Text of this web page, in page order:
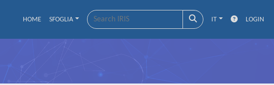
HOME SFOGLIA IT LOGIN